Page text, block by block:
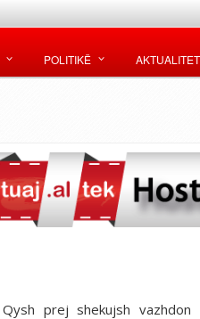
POLITIKË AKTUALITET
Qysh prej shekujsh